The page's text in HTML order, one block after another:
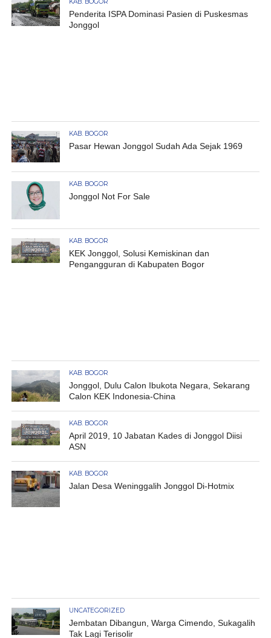
KAB. BOGOR
Penderita ISPA Dominasi Pasien di Puskesmas
Jonggol
KAB. BOGOR
Pasar Hewan Jonggol Sudah Ada Sejak 1969
KAB. BOGOR
Jonggol Not For Sale
KAB. BOGOR
KEK Jonggol, Solusi Kemiskinan dan
Pengangguran di Kabupaten Bogor
KAB. BOGOR
Jonggol, Dulu Calon Ibukota Negara, Sekarang
Calon KEK Indonesia-China
KAB. BOGOR
April 2019, 10 Jabatan Kades di Jonggol Diisi
ASN
KAB. BOGOR
Jalan Desa Weninggalih Jonggol Di-Hotmix
UNCATEGORIZED
Jembatan Dibangun, Warga Cimendo, Sukagalih
Tak Lagi Terisolir